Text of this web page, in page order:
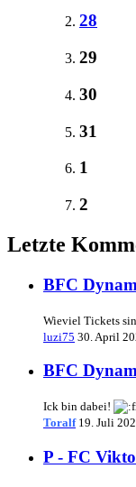
28
29
30
31
1
2
Letzte
BFC
Wieviel Tickets
luzi75 30. April
BFC
Ick bin dabei!
Toralf 19. Juli
P - FC